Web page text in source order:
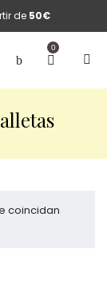
de 50€
0
coincidan